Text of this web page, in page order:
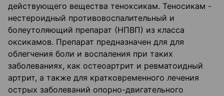
действующего вещества теноксикам. Теносикам -
нестероидный противовоспалительный и
болеутоляющий препарат (НПВП) из класса
оксикамов. Препарат предназначен для для
облегчения боли и воспаления при таких
заболеваниях, как остеоартрит и ревматоидный
артрит, а также для кратковременного лечения
острых заболеваний опорно-двигательного